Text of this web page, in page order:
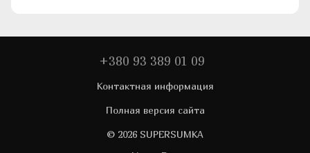
+380 93 389 01 09
Контактная информация
Полная версия сайта
© 2026 SUPERSUMKA